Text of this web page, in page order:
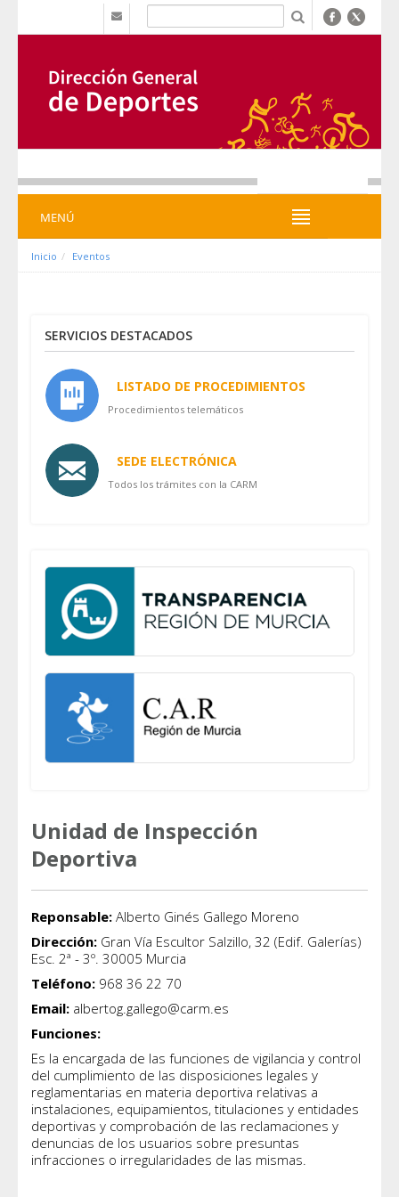
Zum Inhalt wechseln
MENÚ
Inicio Eventos
SERVICIOS DESTACADOS
LISTADO DE PROCEDIMIENTOS
Procedimientos telemáticos
SEDE ELECTRÓNICA
Todos los trámites con la CARM
Unidad de Inspección
Deportiva
Reponsable: Alberto Ginés Gallego Moreno
Dirección: Gran Vía Escultor Salzillo, 32 (Edif. Galerías)
Esc. 2ª - 3º. 30005 Murcia
Teléfono: 968 36 22 70
Email: albertog.gallego@carm.es
Funciones:
Es la encargada de las funciones de vigilancia y control
del cumplimiento de las disposiciones legales y
reglamentarias en materia deportiva relativas a
instalaciones, equipamientos, titulaciones y entidades
deportivas y comprobación de las reclamaciones y
denuncias de los usuarios sobre presuntas
infracciones o irregularidades de las mismas.